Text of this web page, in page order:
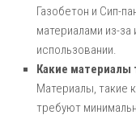
Газобетон и Сип-
материалами из-
использовании.
Какие материалы
Материалы, такие
требуют